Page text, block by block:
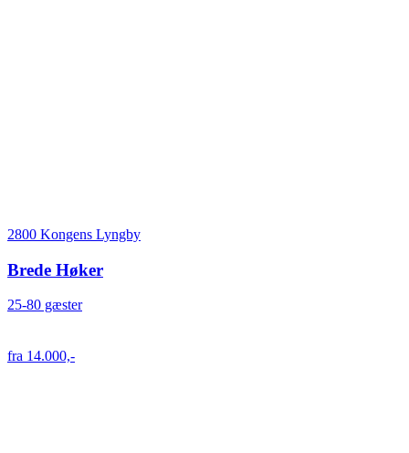
2800 Kongens Lyngby
Brede Høker
25-80 gæster
fra 14.000,-